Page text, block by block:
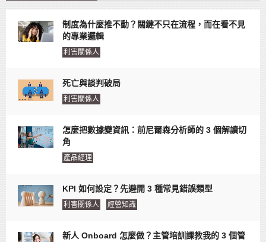
制度為什麼推不動？關鍵不只在流程，而在看不見
的專業邏輯
利害關係人
死亡與談判破局
利害關係人
怎麼把數據變資訊：前尼爾森分析師的 3 個解讀切
角
產品經理
KPI 如何設定？先避開 3 種常見錯誤類型
利害關係人 經營知識
新人 Onboard 怎麼做？主管培訓課教我的 3 個管